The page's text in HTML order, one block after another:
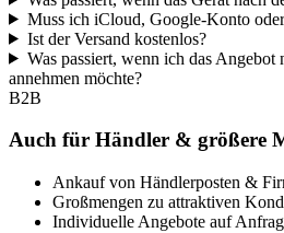
Muss ich iCloud, Google-Konto
Ist der Versand kostenlos?
Was passiert, wenn ich das Angebot
annehmen möchte?
B2B
Auch für Händler & größere
Ankauf von Händlerposten &
Großmengen zu attraktiven
Individuelle Angebote auf